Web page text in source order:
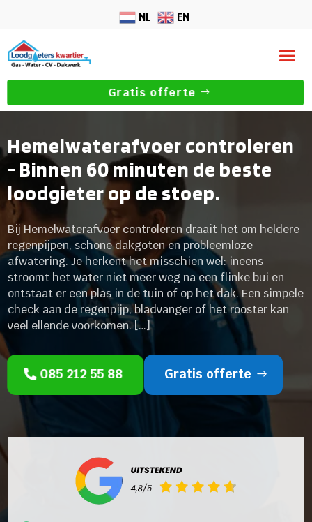
NL EN
Gratis offerte
Hemelwaterafvoer controleren
- Binnen 60 minuten de beste
loodgieter op de stoep.
Bij Hemelwaterafvoer controleren draait het om heldere
regenpijpen, schone dakgoten en probleemloze
afwatering. Je herkent het misschien wel: ineens
stroomt het water niet meer weg na een flinke bui en
ontstaat er een plas in de tuin of op het dak. Een simpele
check aan de regenpijp, bladvanger of het rooster kan
veel ellende voorkomen. […]
085 212 55 88 Gratis offerte